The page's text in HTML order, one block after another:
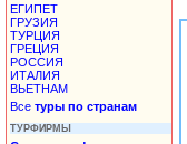
ЕГИПЕТ
ГРУЗИЯ
ТУРЦИЯ
ГРЕЦИЯ
РОССИЯ
ИТАЛИЯ
ВЬЕТНАМ
Все туры по странам
ТУРФИРМЫ